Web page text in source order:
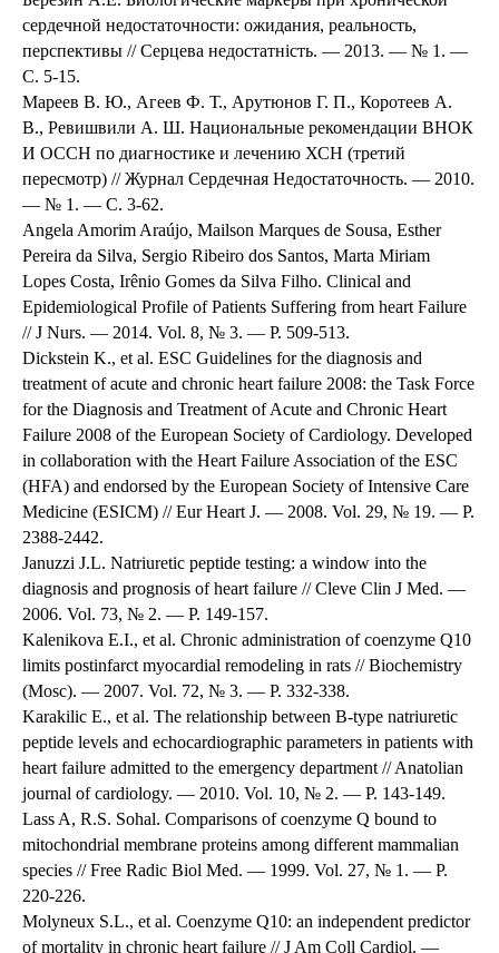
сердечной недостаточности: ожидания, реальность,
перспективы // Серцева недостатність. — 2013. — № 1. —
С. 5-15.
Мареев В. Ю., Агеев Ф. Т., Арутюнов Г. П., Коротеев А.
В., Ревишвили А. Ш. Национальные рекомендации ВНОК
И ОССН по диагностике и лечению ХСН (третий
пересмотр) // Журнал Сердечная Недостаточность. — 2010.
— № 1. — С. 3-62.
Angela Amorim Araújo, Mailson Marques de Sousa, Esther
Pereira da Silva, Sergio Ribeiro dos Santos, Marta Miriam
Lopes Costa, Irênio Gomes da Silva Filho. Clinical and
Epidemiological Profile of Patients Suffering from heart Failure
// J Nurs. — 2014. Vol. 8, № 3. — P. 509-513.
Dickstein K., et al. ESC Guidelines for the diagnosis and
treatment of acute and chronic heart failure 2008: the Task Force
for the Diagnosis and Treatment of Acute and Chronic Heart
Failure 2008 of the European Society of Cardiology. Developed
in collaboration with the Heart Failure Association of the ESC
(HFA) and endorsed by the European Society of Intensive Care
Medicine (ESICM) // Eur Heart J. — 2008. Vol. 29, № 19. — P.
2388-2442.
Januzzi J.L. Natriuretic peptide testing: a window into the
diagnosis and prognosis of heart failure // Cleve Clin J Med. —
2006. Vol. 73, № 2. — P. 149-157.
Kalenikova E.I., et al. Chronic administration of coenzyme Q10
limits postinfarct myocardial remodeling in rats // Biochemistry
(Mosc). — 2007. Vol. 72, № 3. — P. 332-338.
Karakilic E., et al. The relationship between B-type natriuretic
peptide levels and echocardiographic parameters in patients with
heart failure admitted to the emergency department // Anatolian
journal of cardiology. — 2010. Vol. 10, № 2. — P. 143-149.
Lass A, R.S. Sohal. Comparisons of coenzyme Q bound to
mitochondrial membrane proteins among different mammalian
species // Free Radic Biol Med. — 1999. Vol. 27, № 1. — P.
220-226.
Molyneux S.L., et al. Coenzyme Q10: an independent predictor
of mortality in chronic heart failure // J Am Coll Cardiol. —